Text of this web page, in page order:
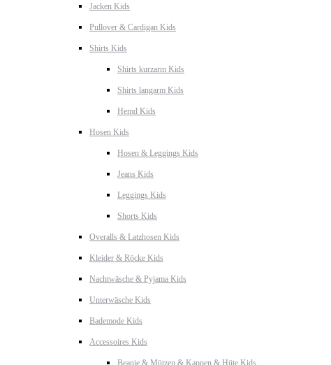
Jacken Kids
Pullover & Cardigan Kids
Shirts Kids
Shirts kurzarm Kids
Shirts langarm Kids
Hemd Kids
Hosen Kids
Hosen & Leggings Kids
Jeans Kids
Leggings Kids
Shorts Kids
Overalls & Latzhosen Kids
Kleider & Röcke Kids
Nachtwäsche & Pyjama Kids
Unterwäsche Kids
Bademode Kids
Accessoires Kids
Beanie & Mützen & Kappen & Hüte Kids